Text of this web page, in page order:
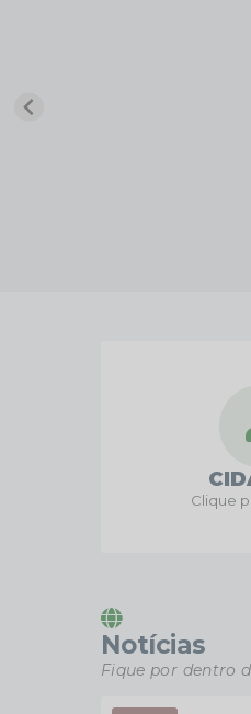
Clique
Notícias
Fique por dentro